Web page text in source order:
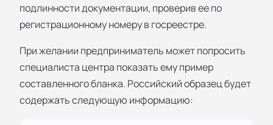
подлинности документации, проверив ее по
регистрационному номеру в госреестре.
При желании предприниматель может попросить
специалиста центра показать ему пример
составленного бланка. Российский образец будет
содержать следующую информацию: